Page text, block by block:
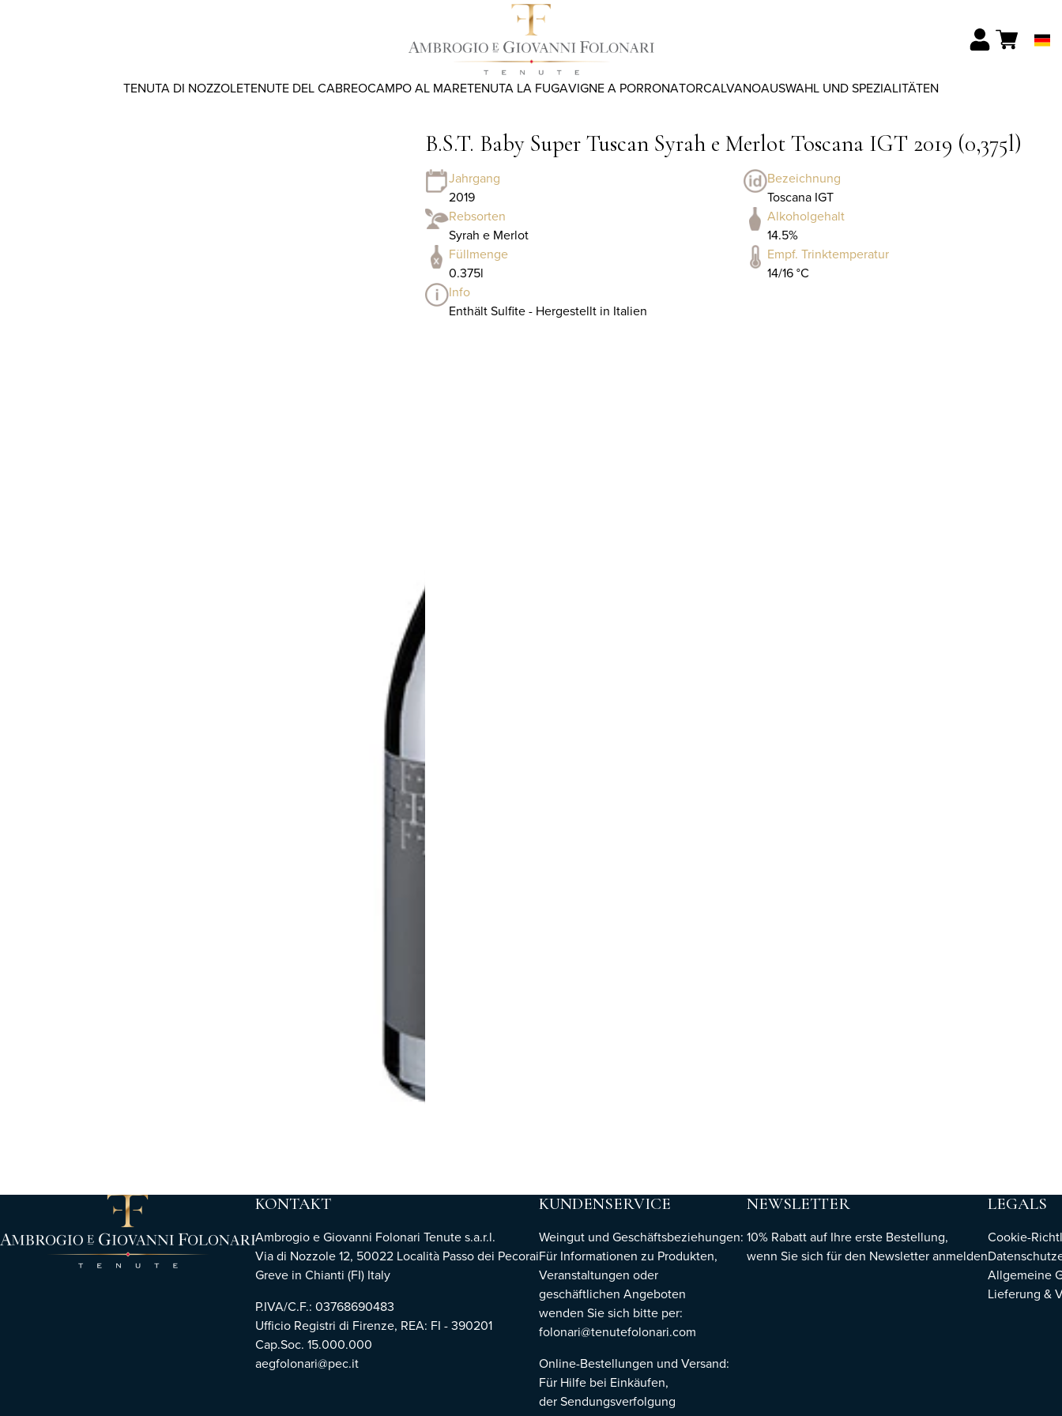
TENUTA DI NOZZOLETENUTE DEL CABREOCAMPO AL MARETENUTA LA FUGAVIGNE A PORRONATORCALVANOAUSWAHL UND SPEZIALITÄTEN
B.S.T. Baby Super Tuscan Syrah e Merlot Toscana IGT 2019 (0,375l)
Jahrgang
2019
Bezeichnung
Toscana IGT
Rebsorten
Syrah e Merlot
Alkoholgehalt
14.5%
Füllmenge
0.375l
Empf. Trinktemperatur
14/16 °C
Info
Enthält Sulfite - Hergestellt in Italien
KONTAKT
Ambrogio e Giovanni Folonari Tenute s.a.r.l.
Via di Nozzole 12, 50022 Località Passo dei Pecorai
Greve in Chianti (FI) Italy
P.IVA/C.F.: 03768690483
Ufficio Registri di Firenze, REA: FI - 390201
Cap.Soc. 15.000.000
aegfolonari@pec.it
KUNDENSERVICE
Weingut und Geschäftsbeziehungen:
Für Informationen zu Produkten,
Veranstaltungen oder
geschäftlichen Angeboten
wenden Sie sich bitte per:
folonari@tenutefolonari.com
Online-Bestellungen und Versand:
Für Hilfe bei Einkäufen,
der Sendungsverfolgung
NEWSLETTER
10% Rabatt auf Ihre erste Bestellung,
wenn Sie sich für den Newsletteranmelden
LEGALS
Cookie-
Allgemeine
Lieferung &